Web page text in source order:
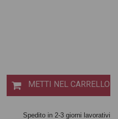
METTI NEL CARRELLO
Spedito in 2-3 giorni lavorativi